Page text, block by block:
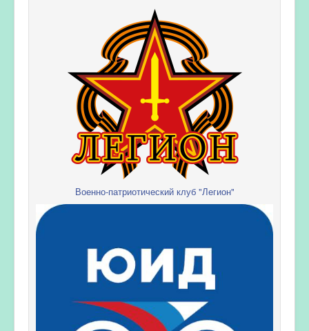
Военно-патриотический клуб "Легион"